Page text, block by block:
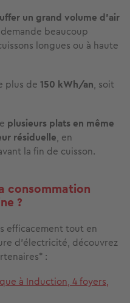
un grand volume d’air
beaucoup
longues ou à haute
plus de 150 kWh/an, soit
plusieurs plats en même
résiduelle, en
la fin de cuisson.
consommation
?
efficacement tout en
d’électricité, découvrez
:
à Induction, 4 foyers,